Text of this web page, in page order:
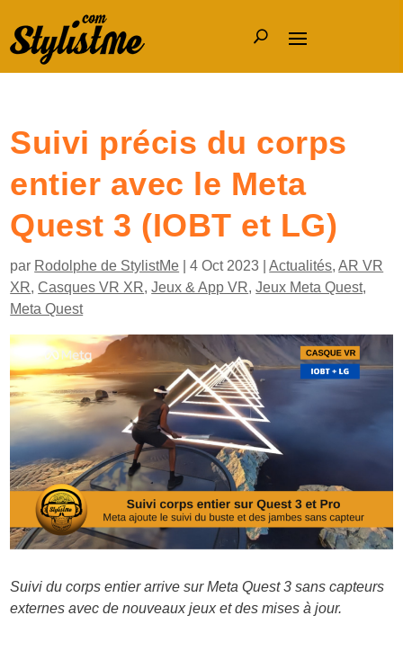
Suivi précis du corps
entier avec le Meta
Quest 3 (IOBT et LG)
par Rodolphe de StylistMe |4 Oct 2023 |Actualités,AR VR
XR,Casques VR XR,Jeux & App VR,Jeux Meta Quest,
Meta Quest
Suivi du corps entier arrive sur Meta Quest 3 sans capteurs
externes avec de nouveaux jeux et des mises à jour.